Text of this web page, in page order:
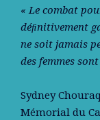
« Le combat
déﬁnitivement
ne soit jamais
des femmes
Sydney
Mémorial du